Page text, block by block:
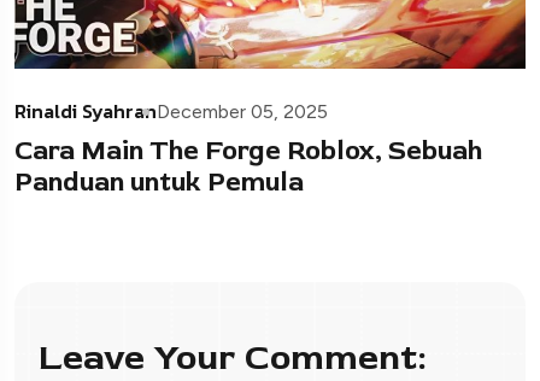
Rinaldi SyahranDecember 05, 2025
Cara Main The Forge Roblox, Sebuah
Panduan untuk Pemula
Leave Your Comment: